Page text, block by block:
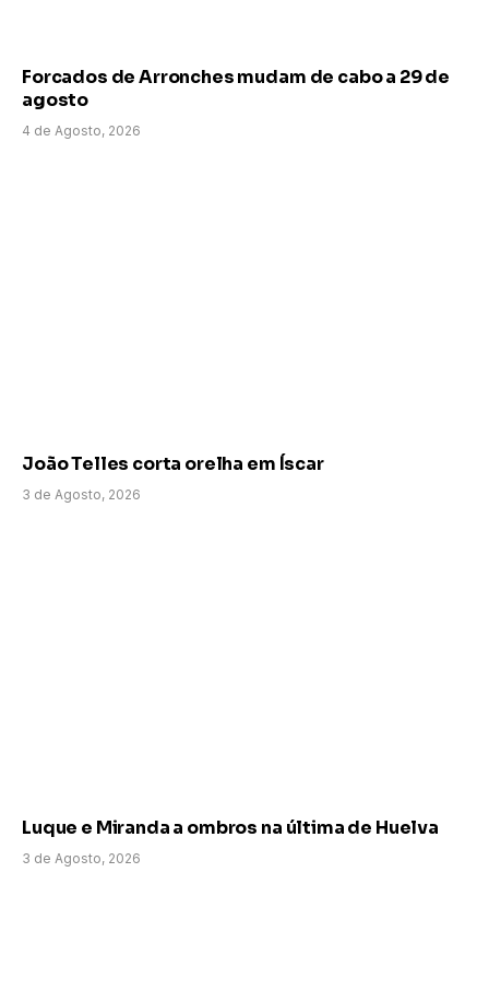
Forcados de Arronches mudam de cabo a 29 de
agosto
4 de Agosto, 2026
João Telles corta orelha em Íscar
3 de Agosto, 2026
Luque e Miranda a ombros na última de Huelva
3 de Agosto, 2026